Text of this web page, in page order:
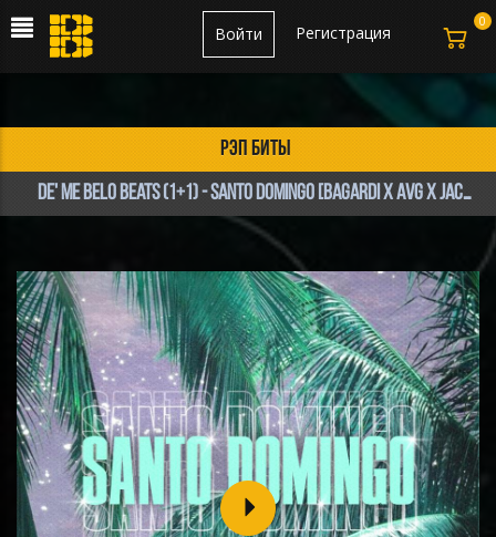
Регистрация
Войти
рэп биты
de' Me Belo Beats (1+1) - SANTO DOMINGO [BAGARDI x AVG x JACONE]
0